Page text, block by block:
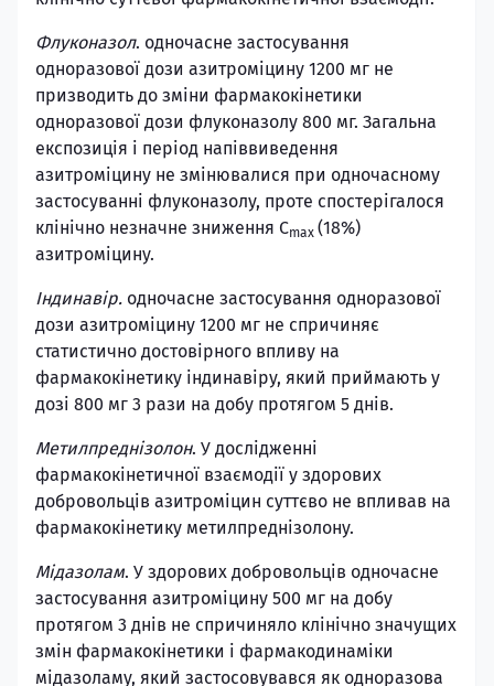
Флуконазол. одночасне застосування
одноразової дози азитроміцину 1200 мг не
призводить до зміни фармакокінетики
одноразової дози флуконазолу 800 мг. Загальна
експозиція і період напіввиведення
азитроміцину не змінювалися при одночасному
застосуванні флуконазолу, проте спостерігалося
клінічно незначне зниження Cmах (18%)
азитроміцину.
Індинавір. одночасне застосування одноразової
дози азитроміцину 1200 мг не спричиняє
статистично достовірного впливу на
фармакокінетику індинавіру, який приймають у
дозі 800 мг 3 рази на добу протягом 5 днів.
Метилпреднізолон. У дослідженні
фармакокінетичної взаємодії у здорових
добровольців азитроміцин суттєво не впливав на
фармакокінетику метилпреднізолону.
Мідазолам. У здорових добровольців одночасне
застосування азитроміцину 500 мг на добу
протягом 3 днів не спричиняло клінічно значущих
змін фармакокінетики і фармакодинаміки
мідазоламу, який застосовувався як одноразова